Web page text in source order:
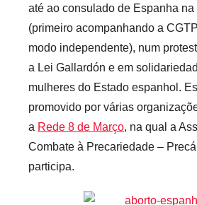
r
e
c
a
r
i
o
s
f
até ao consulado de Espanha
(primeiro acompanhando a
modo independente), num
a Lei Gallardón e em
mulheres do Estado espanhol.
promovido por várias
a Rede 8 de Março, na qual a
Combate à Precariedade –
participa.